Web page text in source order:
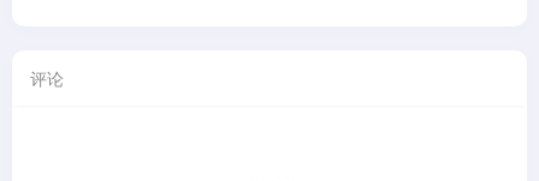
评论